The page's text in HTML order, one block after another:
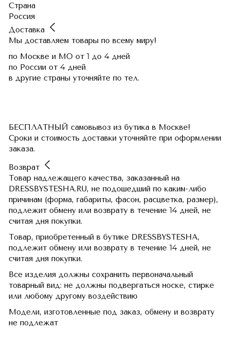
Страна
Россия
Доставка
Мы доставляем товары по всему миру!
по Москве и МО от 1 до 4 дней
по России от 4 дней
в другие страны уточняйте по тел.
БЕСПЛАТНЫЙ самовывоз из бутика в Москве!
Сроки и стоимость доставки уточняйте при оформлении
заказа.
Возврат
Товар надлежащего качества, заказанный на
DRESSBYSTESHA.RU, не подошедший по каким-либо
причинам (форма, габариты, фасон, расцветка, размер),
подлежит обмену или возврату в течение 14 дней, не
считая дня покупки.
Товар, приобретенный в бутике DRESSBYSTESHA,
подлежит обмену или возврату в течение 14 дней, не
считая дня покупки.
Все изделия должны сохранить первоначальный
товарный вид: не должны подвергаться носке, стирке
или любому другому воздействию
Модели, изготовленные под заказ, обмену и возврату
не подлежат